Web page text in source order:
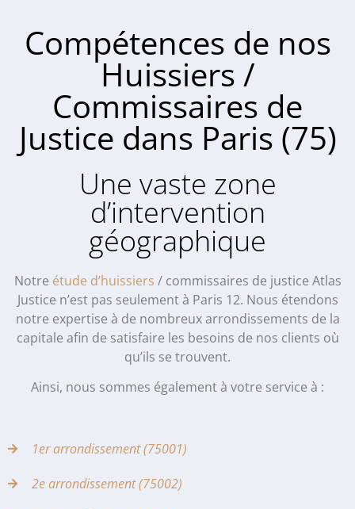
Compétences de nos
Huissiers /
Commissaires de
Justice dans Paris (75)
Une vaste zone
d’intervention
géographique
Notre étude d’huissiers / commissaires de justice Atlas
Justice n’est pas seulement à Paris 12. Nous étendons
notre expertise à de nombreux arrondissements de la
capitale afin de satisfaire les besoins de nos clients où
qu’ils se trouvent.
Ainsi, nous sommes également à votre service à :
1er arrondissement (75001)
2e arrondissement (75002)